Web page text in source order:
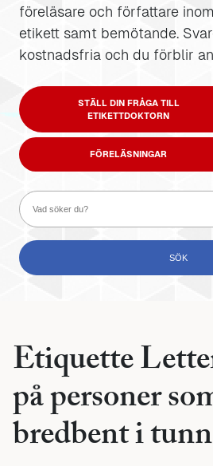
föreläsare och författare
etikett samt bemötande.
kostnadsfria och du förblir
STÄLL DIN FRÅGA TILL
ETIKETTDOKTORN
FÖRELÄSNINGAR
Etiquette
på personer
bredbent i